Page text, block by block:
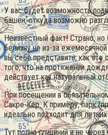
У вас будет возможность
башен, откуда возможно
Неизвестный факт! Страно,
белизну не из-за
вы себе представить, как это
того, что на протяжении
действует как натуральный
При посещении в
Сакре-Кер. К примеру, парк
идеально подходит для летних
Тут полно глициний и не